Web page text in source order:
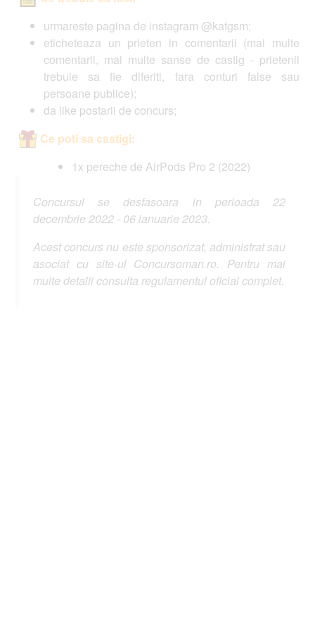
urmareste pagina de instagram @katgsm;
eticheteaza un prieten in comentarii (mai multe
comentarii, mai multe sanse de castig - prietenii
trebuie sa fie diferiti, fara conturi false sau
persoane publice);
da like postarii de concurs;
Ce poti sa castigi:
1x pereche de AirPods Pro 2 (2022)
Concursul se desfasoara in perioada 22
decembrie 2022 - 06 ianuarie 2023.
Acest concurs nu este sponsorizat, administrat sau
asociat cu site-ul Concursoman.ro. Pentru mai
multe detalii consulta regulamentul oficial complet.